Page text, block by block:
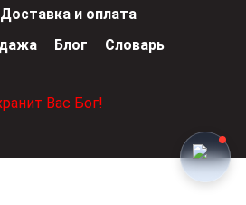
Доставка и оплата
Блог Словарь
Вас Бог!